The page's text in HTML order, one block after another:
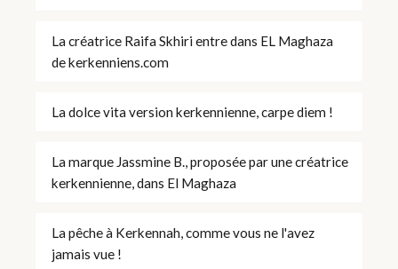
La créatrice Raifa Skhiri entre dans EL Maghaza
de kerkenniens.com
La dolce vita version kerkennienne, carpe diem !
La marque Jassmine B., proposée par une créatrice
kerkennienne, dans El Maghaza
La pêche à Kerkennah, comme vous ne l'avez
jamais vue !